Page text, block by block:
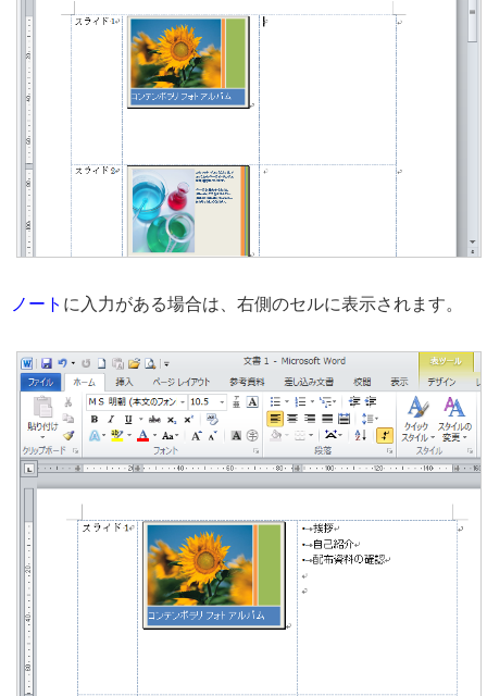
ノート に入力がある場合は、右側のセルに表示されます。